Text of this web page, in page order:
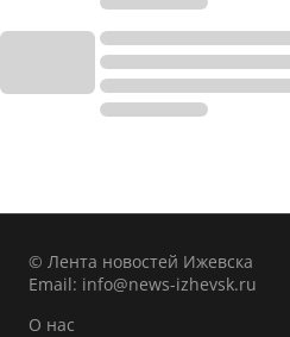
© Лента новостей Ижевска
Email: info@news-izhevsk.ru
О нас